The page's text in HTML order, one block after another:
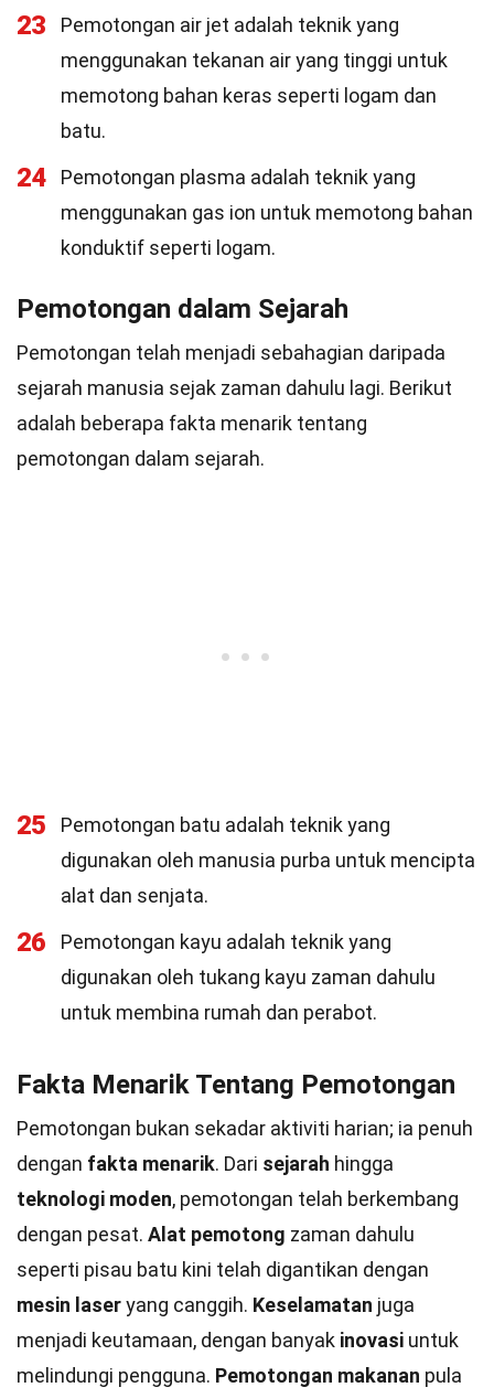
23
Pemotongan air jet adalah teknik yang
menggunakan tekanan air yang tinggi untuk
memotong bahan keras seperti logam dan
batu.
24
Pemotongan plasma adalah teknik yang
menggunakan gas ion untuk memotong bahan
konduktif seperti logam.
Pemotongan dalam Sejarah
Pemotongan telah menjadi sebahagian daripada
sejarah manusia sejak zaman dahulu lagi. Berikut
adalah beberapa fakta menarik tentang
pemotongan dalam sejarah.
25
Pemotongan batu adalah teknik yang
digunakan oleh manusia purba untuk mencipta
alat dan senjata.
26
Pemotongan kayu adalah teknik yang
digunakan oleh tukang kayu zaman dahulu
untuk membina rumah dan perabot.
Fakta Menarik Tentang Pemotongan
Pemotongan bukan sekadar aktiviti harian; ia penuh
dengan fakta menarik. Dari sejarah hingga
teknologi moden, pemotongan telah berkembang
dengan pesat. Alat pemotong zaman dahulu
seperti pisau batu kini telah digantikan dengan
mesin laseryang canggih. Keselamatan juga
menjadi keutamaan, dengan banyak inovasi untuk
melindungi pengguna. Pemotongan makanan pula